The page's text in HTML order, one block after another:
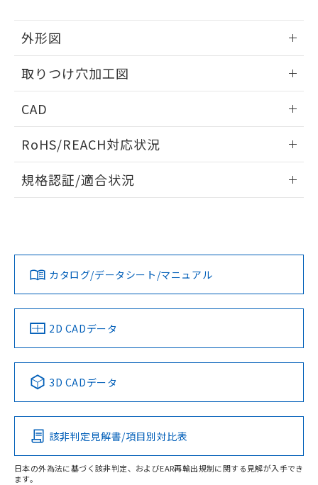
外形図
取りつけ穴加工図
CAD
ドすることができます。
ログイン/会員登録
ダウンロードデータをご利用いただく前に、以下を必ずお読
みください。
ソフトウェアの使用条件
RoHS/REACH対応状況
EU RoHS 注意事項・凡例
対応済み
中国 RoHS 注意事項・凡例
Pb Hg Cd Cr(VI)
O
規格認証/適合状況
カタログ/データシート/マニュアル
2D CADデータ
3D CADデータ
該非判定見解書/項目別対比表
日本の外為法に基づく該非判定、およびEAR再輸出規制に関する見解が入手でき
ます。